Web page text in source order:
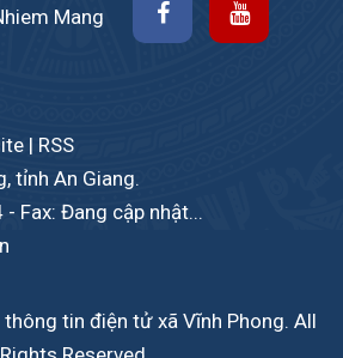
| RSS
tỉnh An Giang.
- Fax: Đang cập nhật...
tin điện tử xã Vĩnh Phong. All